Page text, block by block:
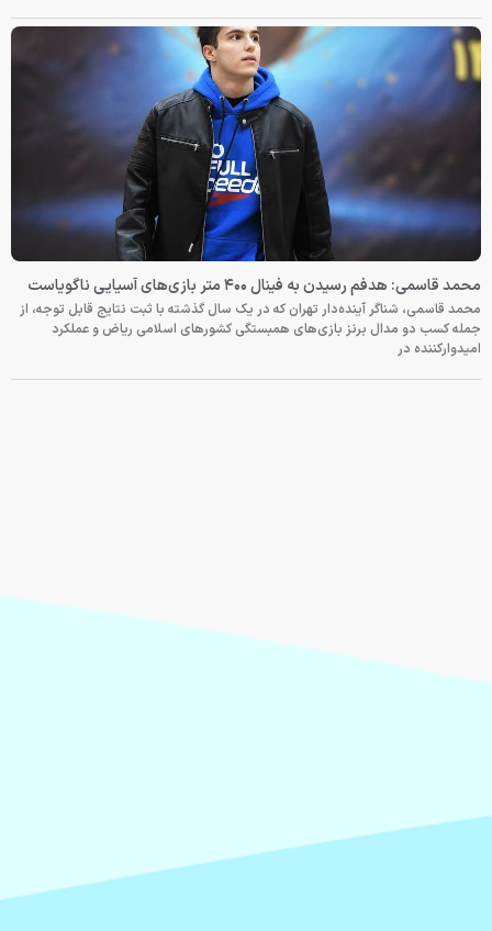
محمد قاسمی: هدفم رسیدن به فینال ۴۰۰ متر بازی‌های آسیایی ناگویاست
محمد قاسمی، شناگر آینده‌دار تهران که در یک سال گذشته با ثبت نتایج قابل توجه، از
جمله کسب دو مدال برنز بازی‌های همبستگی کشورهای اسلامی ریاض و عملکرد
امیدوارکننده در